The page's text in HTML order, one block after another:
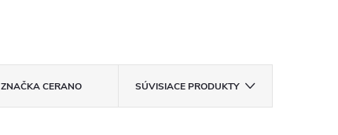
ZNAČKACERANO SÚVISIACE PRODUKTY